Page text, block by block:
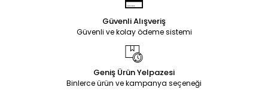
Güvenli Alışveriş
Güvenli ve kolay ödeme sistemi
Geniş Ürün Yelpazesi
Binlerce ürün ve kampanya seçeneği